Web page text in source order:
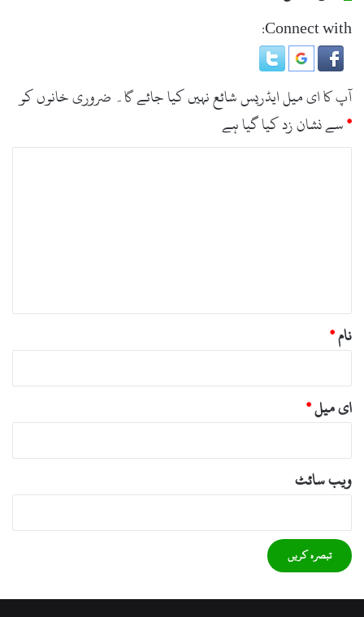
Connect with:
آپ کا ای میل ایڈریس شائع نہیں کیا جائے گا۔ ضروری خانوں کو
*سے نشان زد کیا گیا ہے
نام*
ای میل*
ویب‌ سائٹ